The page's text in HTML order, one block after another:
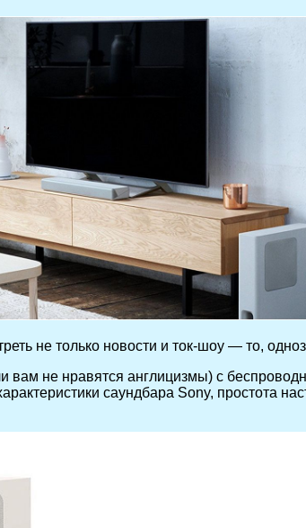
не только новости и ток-шоу — то,
вам не нравятся англицизмы) с
саундбара Sony, простота